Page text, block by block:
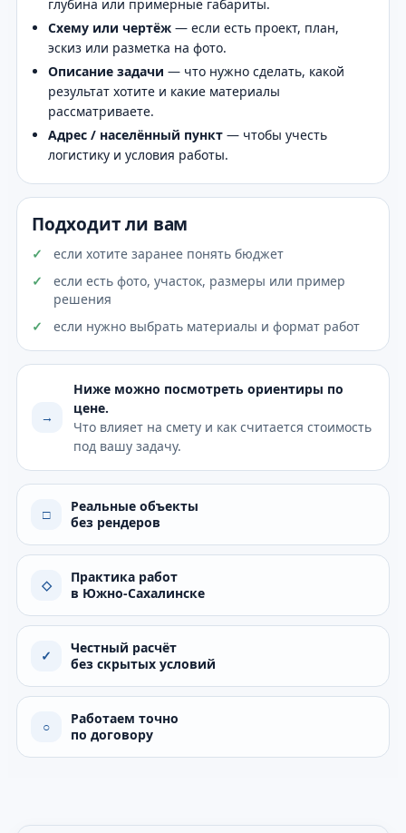
глубина или примерные габариты.
Схему или чертёж — если есть проект, план,
эскиз или разметка на фото.
Описание задачи — что нужно сделать, какой
результат хотите и какие материалы
рассматриваете.
Адрес / населённый пункт — чтобы учесть
логистику и условия работы.
Подходит ли вам
если хотите заранее понять бюджет
если есть фото, участок, размеры или пример
решения
если нужно выбрать материалы и формат работ
→
Ниже можно посмотреть ориентиры по
цене.
Что влияет на смету и как считается стоимость
под вашу задачу.
□
Реальные объекты
без рендеров
◇
Практика работ
в Южно-Сахалинске
✓
Честный расчёт
без скрытых условий
○
Работаем точно
по договору